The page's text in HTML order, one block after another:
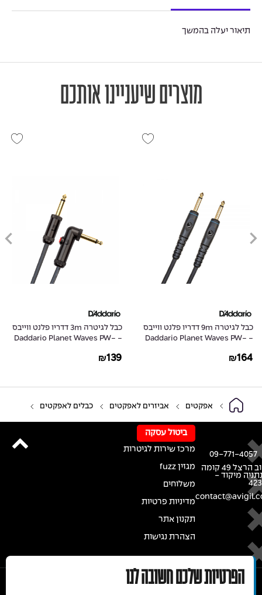
תיאור יעלה בהמשך
מוצרים שיעניינו אותכם
כבל לגיטרה 9m דדריו פלנט ווייבס
- Daddario Planet Waves PW-
₪164
כבל לגיטרה 3m דדריו פלנט ווייבס
- Daddario Planet Waves PW-
₪139
אפקטים אביזרים לאפקטים כבלים לאפקטים
רחוב הרצל 49 קומה
מיקוד -
09-771-4057
ביטול עסקה
מרכז שירות לגיטרות
מגזין fuzz
משלוחים
מדיניות פרטיות
תקנון אתר
הצהרת נגישות
הפרטיות שלכם חשובה לנו